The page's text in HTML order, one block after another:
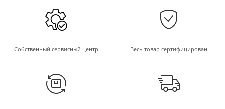
Собственный сервисный центр Весь товар сертифицирован